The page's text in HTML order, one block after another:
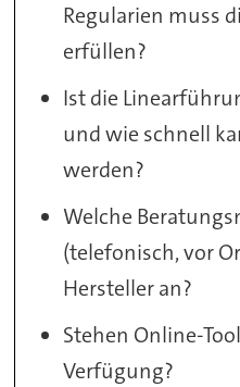
Regularien muss
erfüllen?
Ist die
und wie schnell
werden?
Welche
(telefonisch, vor
Hersteller an?
Stehen Online-
Verfügung?